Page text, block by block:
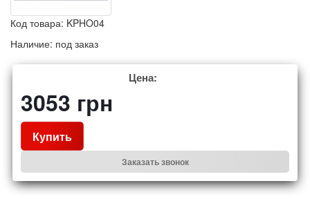
Код товара: KPHO04
Наличие: под заказ
Цена:
3053 грн
Купить
Заказать звонок